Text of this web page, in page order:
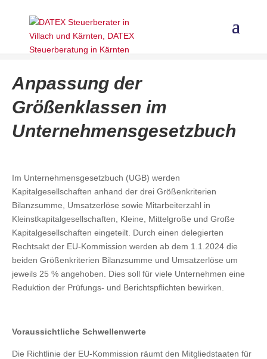
Anpassung der
Größenklassen im
Unternehmensgesetzbuch
Im Unternehmensgesetzbuch (UGB) werden
Kapitalgesellschaften anhand der drei Größenkriterien
Bilanzsumme, Umsatzerlöse sowie Mitarbeiterzahl in
Kleinstkapitalgesellschaften, Kleine, Mittelgroße und Große
Kapitalgesellschaften eingeteilt. Durch einen delegierten
Rechtsakt der EU-Kommission werden ab dem 1.1.2024 die
beiden Größenkriterien Bilanzsumme und Umsatzerlöse um
jeweils 25 % angehoben. Dies soll für viele Unternehmen eine
Reduktion der Prüfungs- und Berichtspflichten bewirken.
Voraussichtliche Schwellenwerte
Die Richtlinie der EU-Kommission räumt den Mitgliedstaaten für